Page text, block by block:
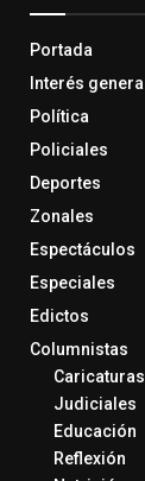
Portada
Interés general
Política
Policiales
Deportes
Zonales
Espectáculos
Especiales
Edictos
Columnistas
Caricaturas
Judiciales
Educación
Reflexión